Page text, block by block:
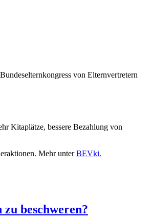
von Elternvertretern
Kitaplätze, bessere Bezahlung von
Mehr unterBEVki.
beschweren?